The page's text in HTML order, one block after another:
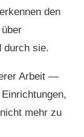
den
durch sie.
Arbeit —
mehr zu